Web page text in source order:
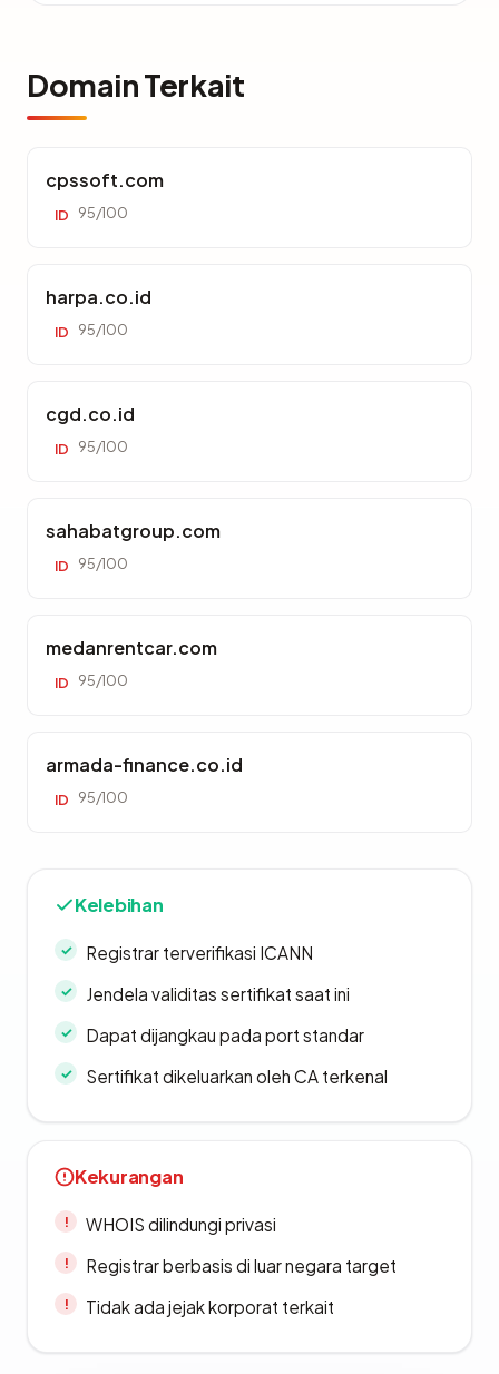
Domain Terkait
cpssoft.com
ID 95/100
harpa.co.id
ID 95/100
cgd.co.id
ID 95/100
sahabatgroup.com
ID 95/100
medanrentcar.com
ID 95/100
armada-finance.co.id
ID 95/100
Kelebihan
Registrar terverifikasi ICANN
Jendela validitas sertifikat saat ini
Dapat dijangkau pada port standar
Sertifikat dikeluarkan oleh CA terkenal
Kekurangan
WHOIS dilindungi privasi
Registrar berbasis di luar negara target
Tidak ada jejak korporat terkait